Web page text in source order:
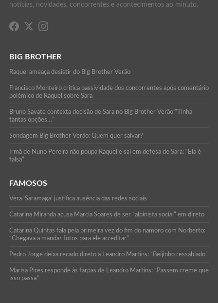
notícias, novidades, concorrentes e acontecimentos ao minuto.
BIG BROTHER
Raquel ameaça desistir do Big Brother Verão
Francisco Monteiro critica passividade dos concorrentes após comentário
polémico de Raquel sobre Sara
Bruno Savate contexta decisão de Sara no Big Brother Verão:”Tinha
tantas opções…”
Sondagem Big Brother Verão: Quem quer salvar?
Irmã de Nuno Pereira não poupa Raquel e sai em defesa de Sara: “Ela é
falsa”
FAMOSOS
Vera ‘Saramaga’ justifica ausência das redes sociais
Catarina Miranda acusa Marcia Soares de ser “alpinista social” em direto
Catarina Quintas fala pela primeira vez do fim do namoro com Norberto:
“Chegava a mandar fotos para ele acreditar”
Pedro Jorge deixa recado direto a Leandro Martins: “Beijinho ressabiado”
Marisa Pires responde às farpas de Leandro Martins: “Passem creme que
isso passa”